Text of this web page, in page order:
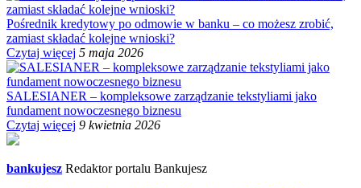
Pośrednik kredytowy po odmowie w banku – co możesz zrobić,
zamiast składać kolejne wnioski?
Czytaj więcej 5 maja 2026
SALESIANER – kompleksowe zarządzanie tekstyliami jako
fundament nowoczesnego biznesu
Czytaj więcej 9 kwietnia 2026
bankujesz Redaktor portalu Bankujesz